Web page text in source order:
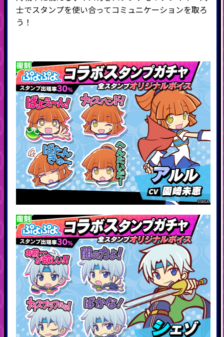
士でスタンプを使い合ってコミュニケーションを取ろ
う！